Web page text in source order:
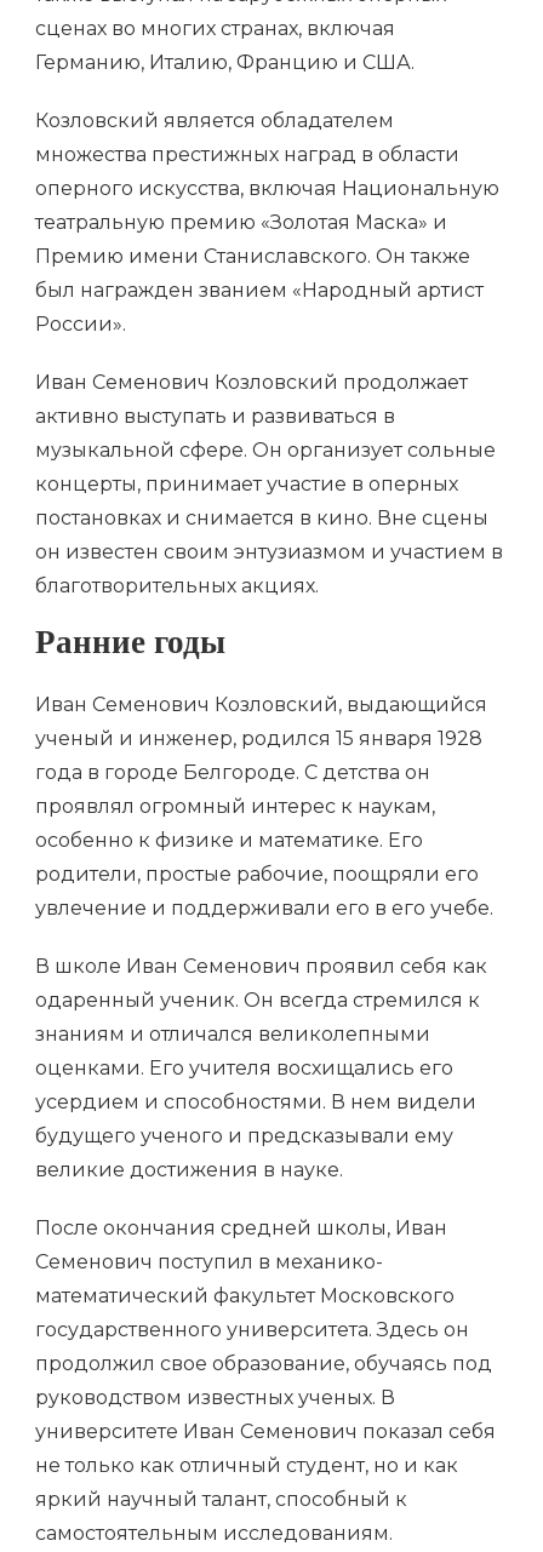
сценах во многих странах, включая
Германию, Италию, Францию и США.
Козловский является обладателем
множества престижных наград в области
оперного искусства, включая Национальную
театральную премию «Золотая Маска» и
Премию имени Станиславского. Он также
был награжден званием «Народный артист
России».
Иван Семенович Козловский продолжает
активно выступать и развиваться в
музыкальной сфере. Он организует сольные
концерты, принимает участие в оперных
постановках и снимается в кино. Вне сцены
он известен своим энтузиазмом и участием в
благотворительных акциях.
Ранние годы
Иван Семенович Козловский, выдающийся
ученый и инженер, родился 15 января 1928
года в городе Белгороде. С детства он
проявлял огромный интерес к наукам,
особенно к физике и математике. Его
родители, простые рабочие, поощряли его
увлечение и поддерживали его в его учебе.
В школе Иван Семенович проявил себя как
одаренный ученик. Он всегда стремился к
знаниям и отличался великолепными
оценками. Его учителя восхищались его
усердием и способностями. В нем видели
будущего ученого и предсказывали ему
великие достижения в науке.
После окончания средней школы, Иван
Семенович поступил в механико-
математический факультет Московского
государственного университета. Здесь он
продолжил свое образование, обучаясь под
руководством известных ученых. В
университете Иван Семенович показал себя
не только как отличный студент, но и как
яркий научный талант, способный к
самостоятельным исследованиям.